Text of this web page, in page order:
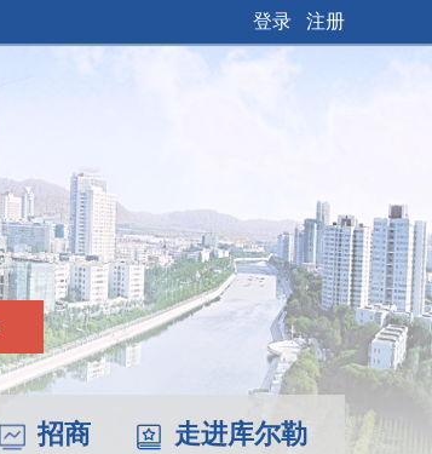
登录 注册
招商 走进库尔勒